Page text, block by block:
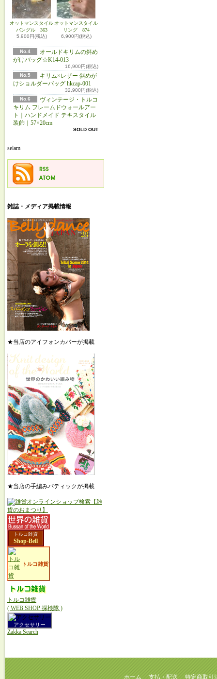
オットマンスタイル
バングル 363
5,900円(税込)
オットマンスタイル
リング 874
6,900円(税込)
No.4
オールドキリムの斜め
がけバッグ☆K14-013
16,900円(税込)
No.5
キリム×レザー 斜めが
けショルダーバッグ hkcap-001
32,900円(税込)
No.6
ヴィンテージ・トルコ
キリム フレームドウォールアー
ト｜ハンドメイド テキスタイル
装飾｜57×20cm
SOLD OUT
selam
雑誌・メディア掲載情報
★当店のアイフォンカバーが掲載
★当店の手編みパティックが掲載
トルコ雑貨
Shop-Bell
トルコ雑貨
トルコ雑貨
( WEB SHOP 探検隊 )
アクセサリー
Zakka Search
ホーム 支払・配送 特定商取引